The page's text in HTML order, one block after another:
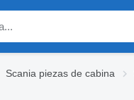
Scania piezas de cabina